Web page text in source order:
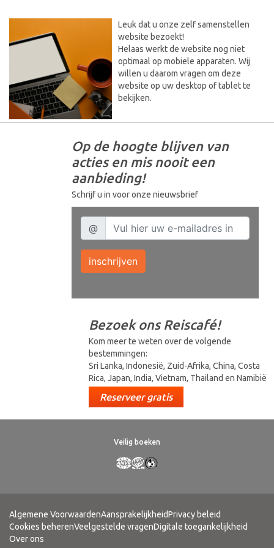
Leuk dat u onze zelf samenstellen
website bezoekt!
Helaas werkt de website nog niet
optimaal op mobiele apparaten. Wij
willen u daarom vragen om deze
website op uw desktop of tablet te
bekijken.
Op de hoogte blijven van
acties en mis nooit een
aanbieding!
Schrijf u in voor onze nieuwsbrief
Bezoek ons Reiscafé!
Kom meer te weten over de volgende
bestemmingen:
Sri Lanka, Indonesië, Zuid-Afrika, China, Costa
Rica, Japan, India, Vietnam, Thailand en Namibië
Reserveer gratis
Veilig boeken
Algemene VoorwaardenAansprakelijkheidPrivacy beleid
Cookies beherenVeelgestelde vragenDigitale toegankelijkheid
Over ons